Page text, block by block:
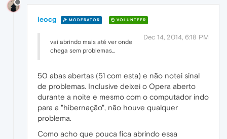
leocg MODERATOR VOLUNTEER
Dec 14, 2014, 6:18 PM
vai abrindo mais até ver onde
chega sem problemas...
50 abas abertas (51 com esta) e não notei sinal
de problemas. Inclusive deixei o Opera aberto
durante a noite e mesmo com o computador indo
para a "hibernação", não houve qualquer
problema.
Como acho que pouca fica abrindo essa